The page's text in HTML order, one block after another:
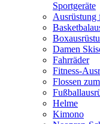
Sportgeräte
Ausrüstung
Damen
Fahrräder
Fitness-
Flossen
Helme
Kimono